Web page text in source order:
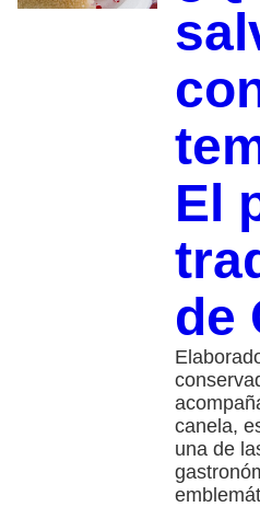
El
de
canela,
una de